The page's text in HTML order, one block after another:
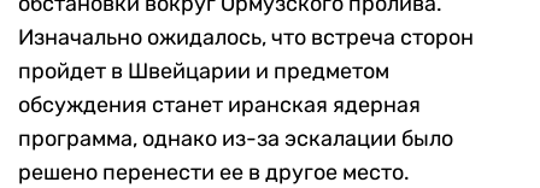
Изначально ожидалось, что встреча сторон
пройдет в Швейцарии и предметом
обсуждения станет иранская ядерная
программа, однако из-за эскалации было
решено перенести ее в другое место.